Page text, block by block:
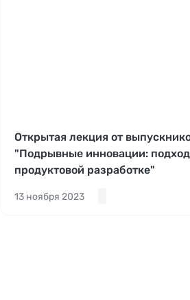
Открытая лекция от
"Подрывные инновации:
продуктовой разработке"
13 ноября 2023